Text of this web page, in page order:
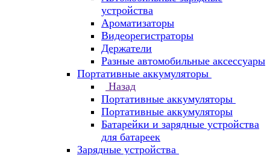
устройства
Ароматизаторы
Видеорегистраторы
Держатели
Разные автомобильные аксессуары
Портативные аккумуляторы
Назад
Портативные аккумуляторы
Портативные аккумуляторы
Батарейки и зарядные устройства
для батареек
Зарядные устройства